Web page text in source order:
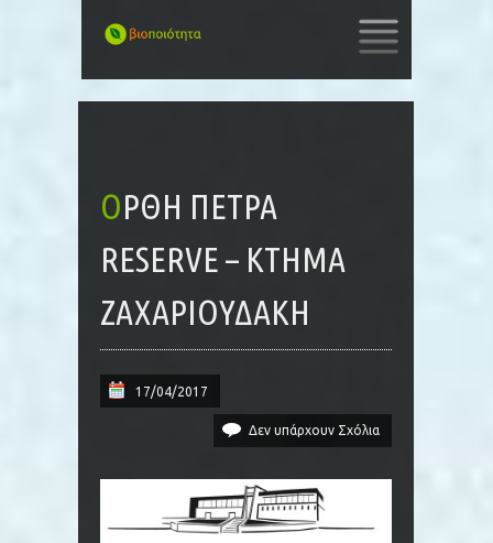
TO
ΟΡΘΉ ΠΈΤΡΑ
RESERVE – ΚΤΉΜΑ
ΖΑΧΑΡΙΟΥΔΆΚΗ
17/04/2017
Δεν υπάρχουν Σχόλια